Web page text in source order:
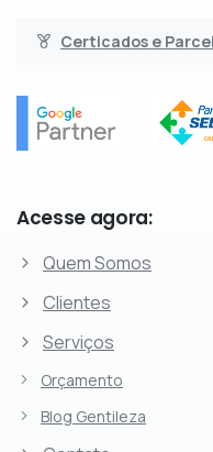
Certicados e
Acesse agora:
Quem Somos
Clientes
Serviços
Orçamento
Blog Gentileza